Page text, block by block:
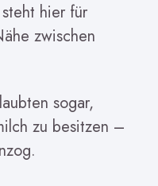
hier für
zwischen
sogar,
zu besitzen –